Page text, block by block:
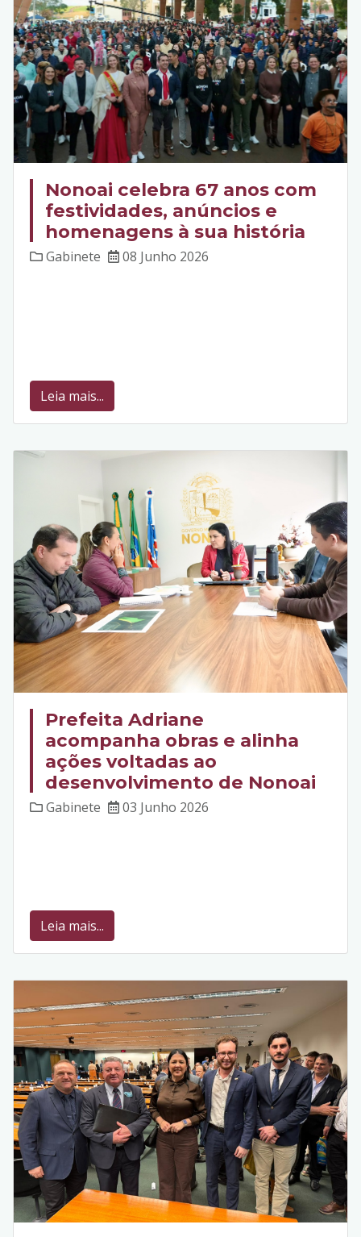
Nonoai celebra 67 anos com
festividades, anúncios e
homenagens à sua história
Gabinete 08 Junho 2026
Leia mais...
Prefeita Adriane
acompanha obras e alinha
ações voltadas ao
desenvolvimento de Nonoai
Gabinete 03 Junho 2026
Leia mais...